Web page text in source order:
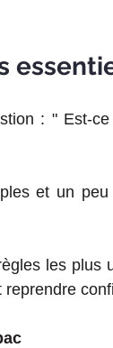
: " Est-
et un peu
les plus